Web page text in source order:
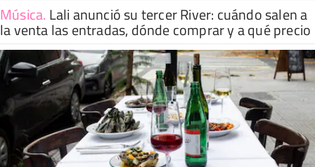
Música. Lali anunció su tercer River: cuándo salen a
la venta las entradas, dónde comprar y a qué precio